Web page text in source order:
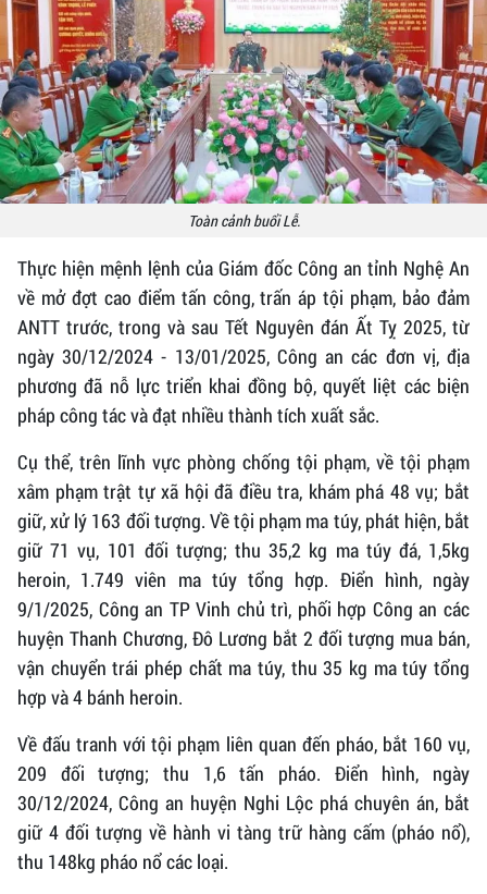
Toàn cảnh buổi Lễ.
Thực hiện mệnh lệnh của Giám đốc Công an tỉnh Nghệ An
về mở đợt cao điểm tấn công, trấn áp tội phạm, bảo đảm
ANTT trước, trong và sau Tết Nguyên đán Ất Tỵ 2025, từ
ngày 30/12/2024 - 13/01/2025, Công an các đơn vị, địa
phương đã nỗ lực triển khai đồng bộ, quyết liệt các biện
pháp công tác và đạt nhiều thành tích xuất sắc.
Cụ thể, trên lĩnh vực phòng chống tội phạm, về tội phạm
xâm phạm trật tự xã hội đã điều tra, khám phá 48 vụ; bắt
giữ, xử lý 163 đối tượng. Về tội phạm ma túy, phát hiện, bắt
giữ 71 vụ, 101 đối tượng; thu 35,2 kg ma túy đá, 1,5kg
heroin, 1.749 viên ma túy tổng hợp. Điển hình, ngày
9/1/2025, Công an TP Vinh chủ trì, phối hợp Công an các
huyện Thanh Chương, Đô Lương bắt 2 đối tượng mua bán,
vận chuyển trái phép chất ma túy, thu 35 kg ma túy tổng
hợp và 4 bánh heroin.
Về đấu tranh với tội phạm liên quan đến pháo, bắt 160 vụ,
209 đối tượng; thu 1,6 tấn pháo. Điển hình, ngày
30/12/2024, Công an huyện Nghi Lộc phá chuyên án, bắt
giữ 4 đối tượng về hành vi tàng trữ hàng cấm (pháo nổ),
thu 148kg pháo nổ các loại.